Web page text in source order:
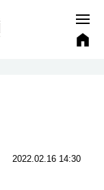
2022.02.16 14:30